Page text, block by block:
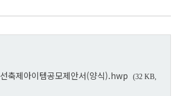
축제아이템공모제안서(양식).hwp
(32 KB,